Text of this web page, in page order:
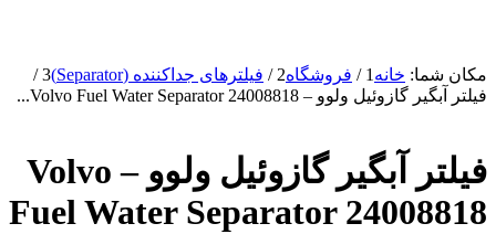
مکان شما: خانه 1
/ فروشگاه2
/ فیلترهای جداکننده (Separator) 3
/
فیلتر آبگیر گازوئیل ولوو – Volvo Fuel Water Separator 24008818...
فیلتر آبگیر گازوئیل ولوو – Volvo
Fuel Water Separator 24008818